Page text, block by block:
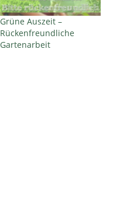
Grüne Auszeit –
Rückenfreundliche
Gartenarbeit